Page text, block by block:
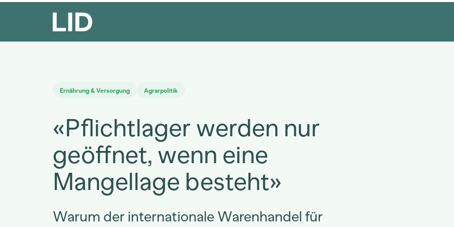
Ernährung & Versorgung Agrarpolitik
«Pflichtlager werden nur
geöffnet, wenn eine
Mangellage besteht»
Warum der internationale Warenhandel für